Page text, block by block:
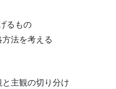
るもの
法を考える
主観の切り分け